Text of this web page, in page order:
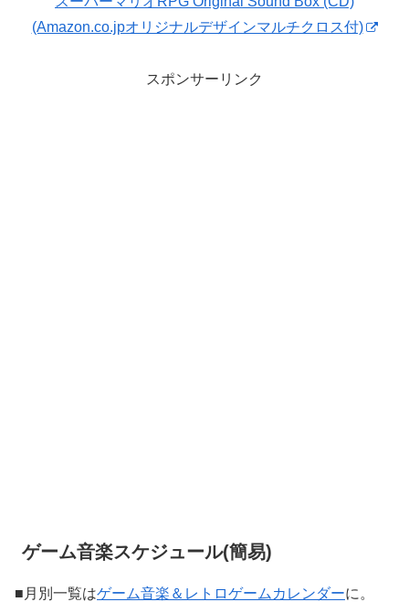
(Amazon.co.jpオリジナルデザインマルチクロス付)
スポンサーリンク
ゲーム音楽スケジュール(簡易)
■月別一覧はゲーム音楽＆レトロゲームカレンダーに。